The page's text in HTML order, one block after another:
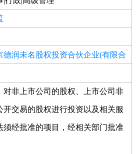
管理
德润未名股权投资合伙企业(有限合
对非上市公司的股权、上市公司非
交易的股权进行投资以及相关服
须经批准的项目，经相关部门批准